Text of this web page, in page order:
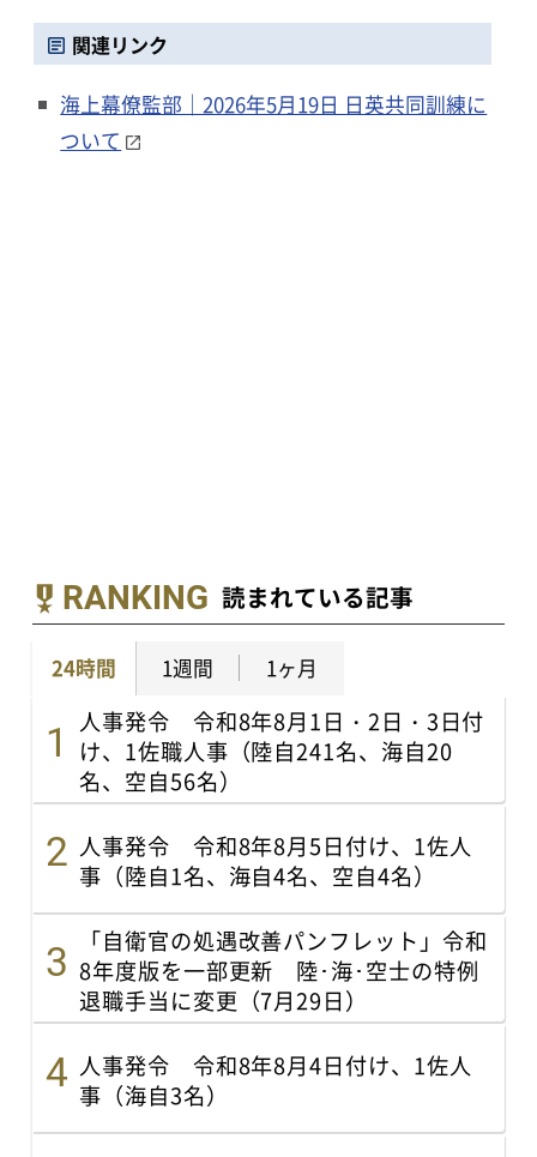
関連リンク
海上幕僚監部｜2026年5月19日 日英共同訓練に
ついて
RANKING 読まれている記事
24時間 1週間 1ヶ月
人事発令 令和8年8月1日・2日・3日付
け、1佐職人事（陸自241名、海自20
名、空自56名）
人事発令 令和8年8月5日付け、1佐人
事（陸自1名、海自4名、空自4名）
「自衛官の処遇改善パンフレット」令和
8年度版を一部更新 陸･海･空士の特例
退職手当に変更（7月29日）
人事発令 令和8年8月4日付け、1佐人
事（海自3名）